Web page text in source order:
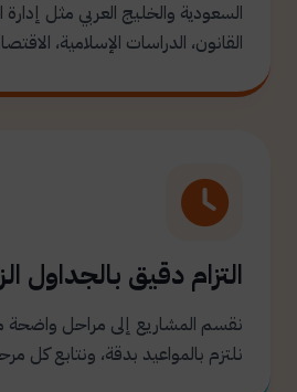
السعودية والخليج العربي مثل إدارة
القانون، الدراسات الإسلامية،
التزام دقيق بالجداول
نقسم المشاريع إلى مراحل واضحة
نلتزم بالمواعيد بدقة، ونتابع كل